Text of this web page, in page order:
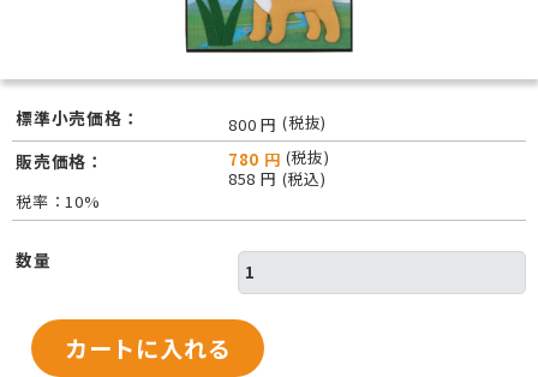
標準小売価格： 800 円 (税抜)
販売価格： 780 円 (税抜)
858 円 (税込)
税率：10%
数量